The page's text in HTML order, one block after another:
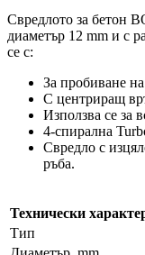
Cвредлото за бетон
диаметър 12 mm и с
се с:
За пробиване
С центриращ
Използва се за
4-спирална
Свредлo с
ръба.
Технически
Тип